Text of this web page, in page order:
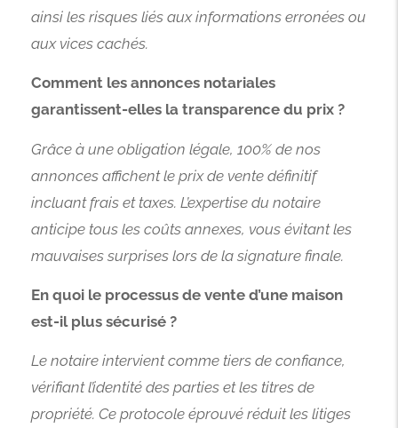
ainsi les risques liés aux informations erronées ou
aux vices cachés.
Comment les annonces notariales
garantissent-elles la transparence du prix ?
Grâce à une obligation légale, 100% de nos
annonces affichent le prix de vente définitif
incluant frais et taxes. L’expertise du notaire
anticipe tous les coûts annexes, vous évitant les
mauvaises surprises lors de la signature finale.
En quoi le processus de vente d’une maison
est-il plus sécurisé ?
Le notaire intervient comme tiers de confiance,
vérifiant l’identité des parties et les titres de
propriété. Ce protocole éprouvé réduit les litiges